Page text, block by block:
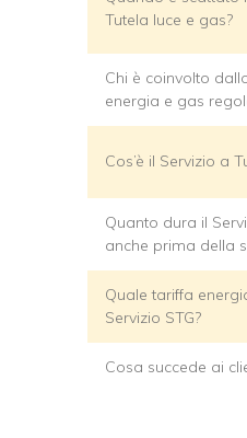
Tutela luce e gas?
Chi è coinvolto
energia e gas
Cos’è il Servizio a
Quanto dura il
anche prima della
Quale tariffa
Servizio STG?
Cosa succede ai